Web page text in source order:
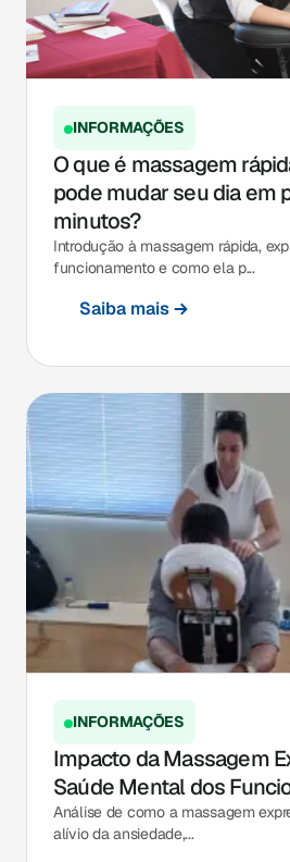
INFORMAÇÕES
O que é massagem
pode mudar seu dia em
minutos?
Introdução à massagem rápida,
funcionamento e como ela p...
Saiba mais
INFORMAÇÕES
Impacto da Massagem
Saúde Mental dos
Análise de como a massagem
alívio da ansiedade,...